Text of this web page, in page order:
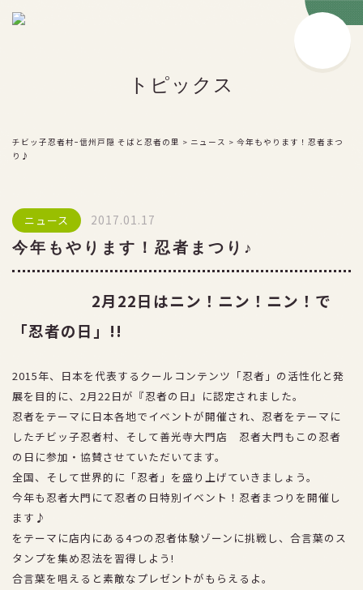
戸隠流忍者の由来
お楽しみ施設
食事処・お土産処
アクセス
採用情報
プライバシーポリシー
団体ご優待
トピックス
チビッ子忍者村ｰ信州戸隠 そばと忍者の里 > ニュース > 今年もやります！忍者まつ
り♪
ニュース 2017.01.17
今年もやります！忍者まつり♪
2月22日はニン！ニン！ニン！で
「忍者の日」!!
2015年、日本を代表するクールコンテンツ「忍者」の活性化と発
展を目的に、2月22日が『忍者の日』に認定されました。
忍者をテーマに日本各地でイベントが開催され、忍者をテーマに
したチビッ子忍者村、そして善光寺大門店 忍者大門もこの忍者
の日に参加・協賛させていただいてます。
全国、そして世界的に「忍者」を盛り上げていきましょう。
今年も忍者大門にて忍者の日特別イベント！忍者まつりを開催し
ます♪
をテーマに店内にある4つの忍者体験ゾーンに挑戦し、合言葉のス
タンプを集め忍法を習得しよう!
合言葉を唱えると素敵なプレゼントがもらえるよ。